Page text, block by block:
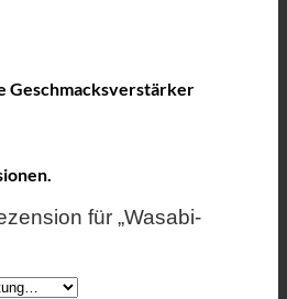
Geschmacksverstärker
für „Wasabi-